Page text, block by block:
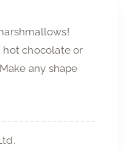
hot chocolate or
any shape